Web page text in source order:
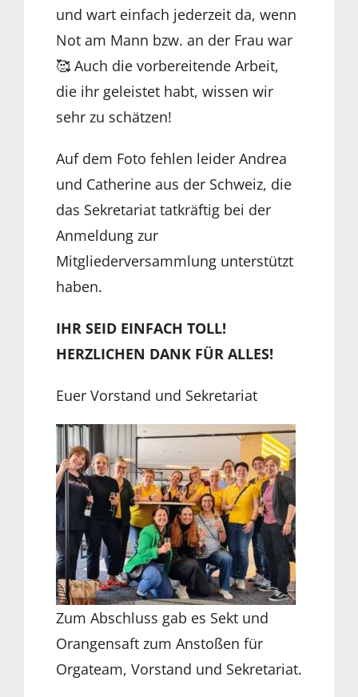
und wart einfach jederzeit da, wenn
Not am Mann bzw. an der Frau war
🥰 Auch die vorbereitende Arbeit,
die ihr geleistet habt, wissen wir
sehr zu schätzen!
Auf dem Foto fehlen leider Andrea
und Catherine aus der Schweiz, die
das Sekretariat tatkräftig bei der
Anmeldung zur
Mitgliederversammlung unterstützt
haben.
IHR SEID EINFACH TOLL!
HERZLICHEN DANK FÜR ALLES!
Euer Vorstand und Sekretariat
Zum Abschluss gab es Sekt und
Orangensaft zum Anstoßen für
Orgateam, Vorstand und Sekretariat.